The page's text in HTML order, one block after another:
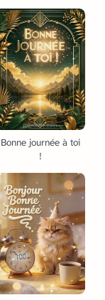
Bonne journée à toi
!